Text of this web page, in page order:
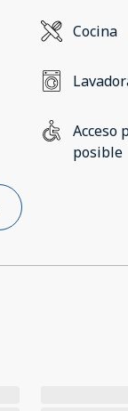
Cocina
Acceso
posible